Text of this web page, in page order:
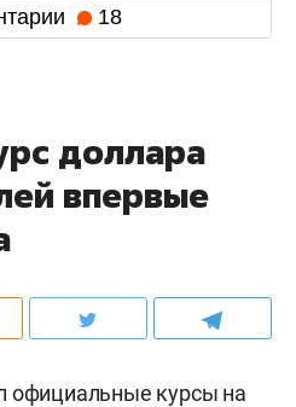
18
доллара
впервые
официальные курсы на